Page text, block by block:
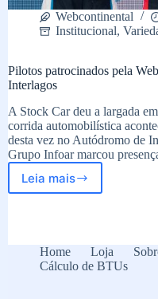
Webcontinental
Institucional,
Pilotos patrocinados pela
Interlagos
A Stock Car deu a largada
corrida automobilística
desta vez no Autódromo de
Grupo Infoar marcou
Leia mais
Pilotos
bonito
em
Home Loja
Cálculo de BTUs